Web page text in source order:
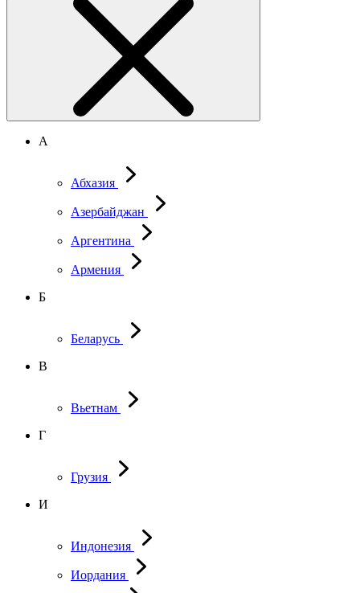
А
Абхазия
Азербайджан
Аргентина
Армения
Б
Беларусь
В
Вьетнам
Г
Грузия
И
Индонезия
Иордания